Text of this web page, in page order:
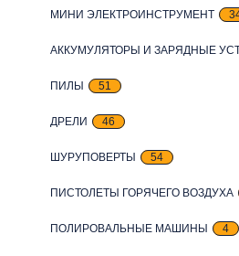
МИНИ ЭЛЕКТРОИНСТРУМЕНТ
АККУМУЛЯТОРЫ И ЗАРЯДНЫЕ
ПИЛЫ 51
ДРЕЛИ 46
ШУРУПОВЕРТЫ 54
ПИСТОЛЕТЫ ГОРЯЧЕГО ВОЗДУХА
ПОЛИРОВАЛЬНЫЕ МАШИНЫ 4